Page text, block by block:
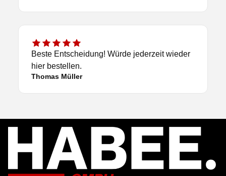
Beste Entscheidung! Würde jederzeit wieder
hier bestellen.
Thomas Müller